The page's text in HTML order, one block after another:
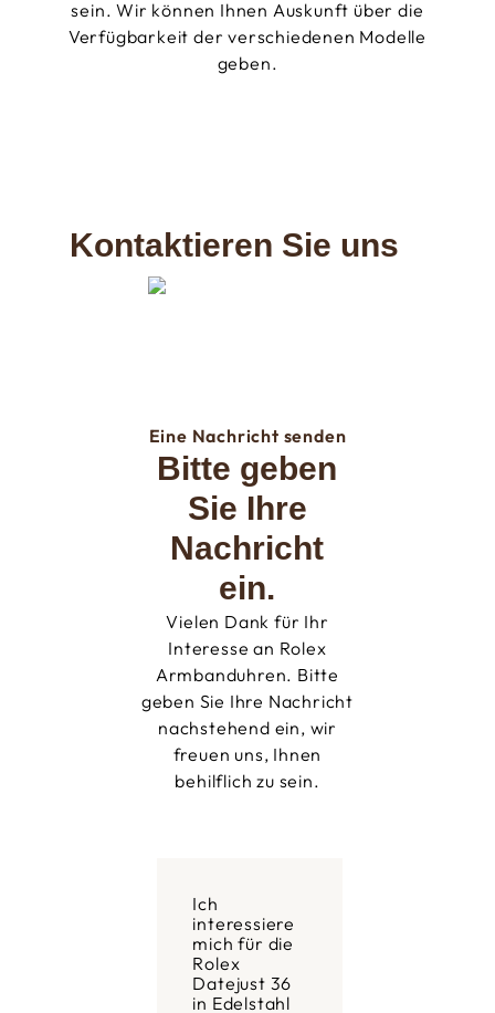
sein. Wir können Ihnen Auskunft über die
Verfügbarkeit der verschiedenen Modelle
geben.
Kontaktieren Sie uns
Eine Nachricht senden
Bitte geben
Sie Ihre
Nachricht
ein.
Vielen Dank für Ihr
Interesse an Rolex
Armbanduhren. Bitte
geben Sie Ihre Nachricht
nachstehend ein, wir
freuen uns, Ihnen
behilflich zu sein.